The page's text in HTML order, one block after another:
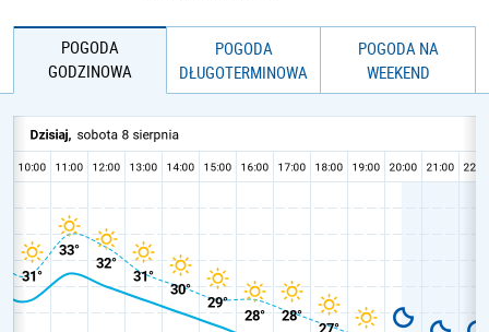
POGODA
GODZINOWA
POGODA
DŁUGOTERMINOWA
POGODA NA
WEEKEND